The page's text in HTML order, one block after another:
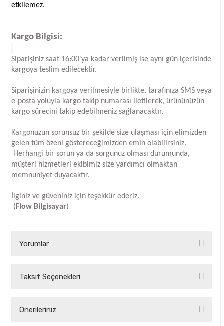
etkilemez.
Kargo Bilgisi:
Siparişiniz saat 16:00'ya kadar verilmiş ise aynı gün içerisinde
kargoya teslim edilecektir.
Siparişinizin kargoya verilmesiyle birlikte, tarafınıza SMS veya
e-posta yoluyla kargo takip numarası iletilerek, ürününüzün
kargo sürecini takip edebilmeniz sağlanacaktır.
Kargonuzun sorunsuz bir şekilde size ulaşması için elimizden
gelen tüm özeni göstereceğimizden emin olabilirsiniz.
Herhangi bir sorun ya da sorgunuz olması durumunda,
müşteri hizmetleri ekibimiz size yardımcı olmaktan
memnuniyet duyacaktır.
İlginiz ve güveniniz için teşekkür ederiz.
( Flow Bilgisayar)
Yorumlar
Bu ürüne ilk yorumu siz yapın!
Taksit Seçenekleri
Önerileriniz